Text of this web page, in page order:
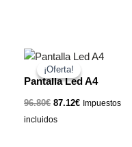
¡Oferta!
¡Oferta!
Pantalla Led A4
96.80€
El
precio
original
96.80€.
87.12€
El
actual
87.12€.
Impuestos
incluidos